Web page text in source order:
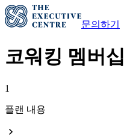
문의하기
코워킹 멤버십
1
플랜 내용